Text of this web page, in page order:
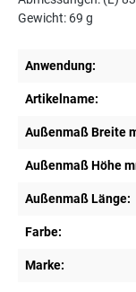
Gewicht: 69 g
Anwendung:
Artikelname:
Außenmaß Breite
Außenmaß Höhe
Außenmaß Länge:
Farbe:
Marke: